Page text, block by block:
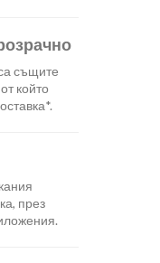
същите
който
през